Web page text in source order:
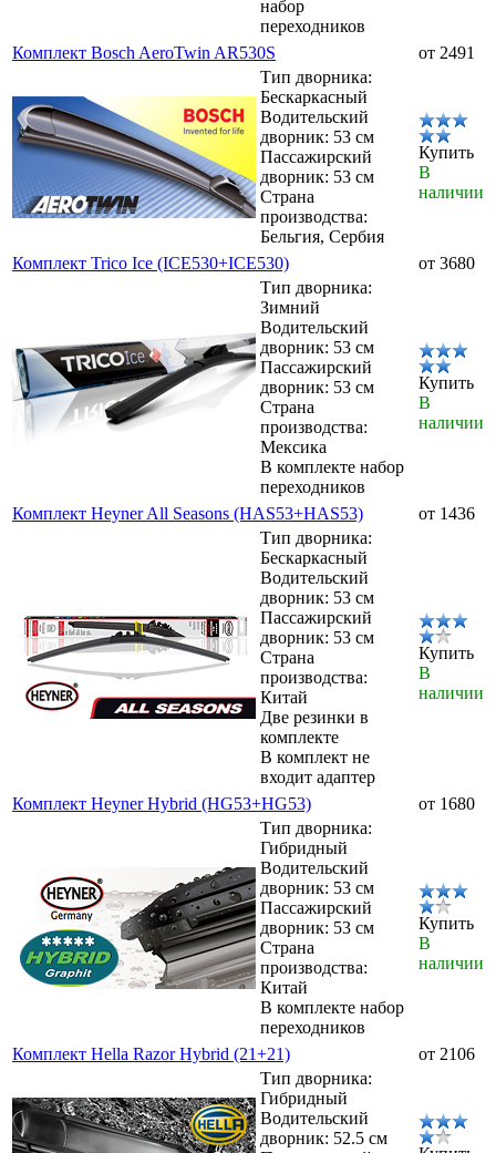
набор
переходников
Комплект Bosch AeroTwin AR530S
от 2491
Тип дворника:
Бескаркасный
Водительский
дворник: 53 см
Пассажирский
дворник: 53 см
Страна
производства:
Бельгия, Сербия
Купить
В
наличии
Комплект Trico Ice (ICE530+ICE530)
от 3680
Тип дворника:
Зимний
Водительский
дворник: 53 см
Пассажирский
дворник: 53 см
Страна
производства:
Мексика
В комплекте набор
переходников
Купить
В
наличии
Комплект Heyner All Seasons (HAS53+HAS53)
от 1436
Тип дворника:
Бескаркасный
Водительский
дворник: 53 см
Пассажирский
дворник: 53 см
Страна
производства:
Китай
Две резинки в
комплекте
В комплект не
входит адаптер
Купить
В
наличии
Комплект Heyner Hybrid (HG53+HG53)
от 1680
Тип дворника:
Гибридный
Водительский
дворник: 53 см
Пассажирский
дворник: 53 см
Страна
производства:
Китай
В комплекте набор
переходников
Купить
В
наличии
Комплект Hella Razor Hybrid (21+21)
от 2106
Тип дворника:
Гибридный
Водительский
дворник: 52.5 см